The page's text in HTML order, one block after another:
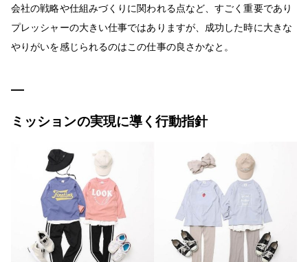
会社の戦略や仕組みづくりに関われる点など、すごく重要であり
プレッシャーの大きい仕事ではありますが、成功した時に大きな
やりがいを感じられるのはこの仕事の良さかなと。
ミッションの実現に導く行動指針